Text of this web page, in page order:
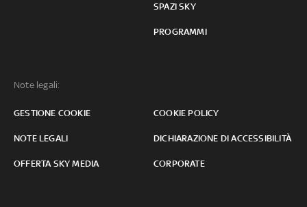
SPAZI SKY
PROGRAMMI
Note legali:
GESTIONE COOKIE COOKIE POLICY
NOTE LEGALI DICHIARAZIONE DI ACCESSIBILITÀ
OFFERTA SKY MEDIA CORPORATE